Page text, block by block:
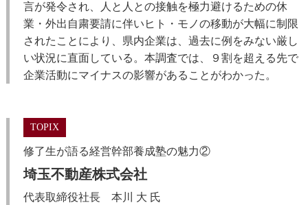
言が発令され、人と人との接触を極力避けるための休
業・外出自粛要請に伴いヒト・モノの移動が大幅に制限
されたことにより、県内企業は、過去に例をみない厳し
い状況に直面している。本調査では、９割を超える先で
企業活動にマイナスの影響があることがわかった。
TOPIX
修了生が語る経営幹部養成塾の魅力②
埼玉不動産株式会社
代表取締役社長 本川 大 氏